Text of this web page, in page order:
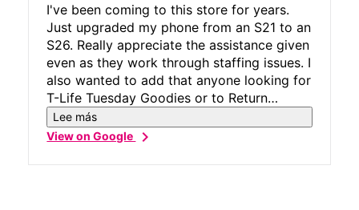
I've been coming to this store for years.
Just upgraded my phone from an S21 to an
S26. Really appreciate the assistance given
even as they work through staffing issues. I
also wanted to add that anyone looking for
T-Life Tuesday Goodies or to Return
equipment such as the Home Internet
Device...this store is unable to do so. Save
store. Best of luck to Employees and
Lee más
View on Googlechevron_right